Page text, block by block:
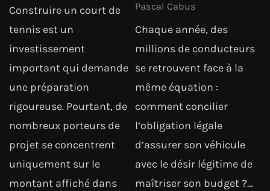
Construire un court de
tennis est un
investissement
important qui demande
une préparation
rigoureuse. Pourtant, de
nombreux porteurs de
projet se concentrent
uniquement sur le
montant affiché dans
Pascal Cabus
Chaque année, des
millions de conducteurs
se retrouvent face à la
même équation :
comment concilier
l’obligation légale
d’assurer son véhicule
avec le désir légitime de
maîtriser son budget ?…